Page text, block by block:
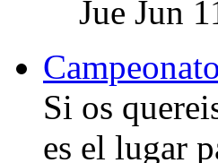
Jue Jun
Si os
es el lugar